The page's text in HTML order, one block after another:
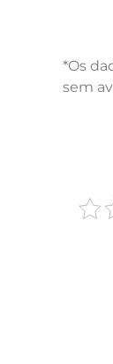
*Os
sem